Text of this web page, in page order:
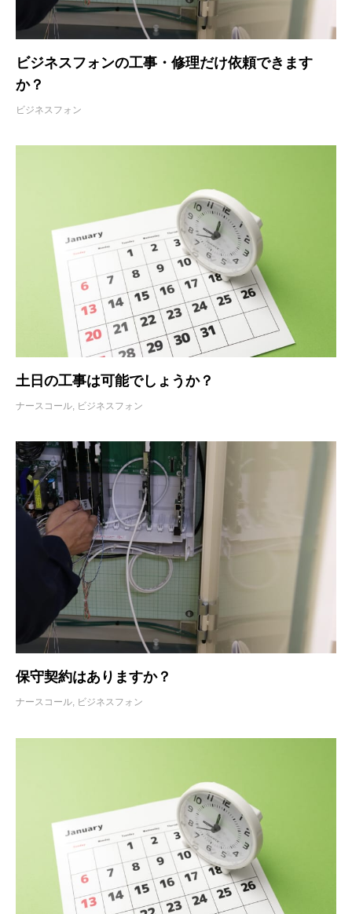
ビジネスフォンの工事・修理だけ依頼できます
か？
ビジネスフォン
土日の工事は可能でしょうか？
ナースコール, ビジネスフォン
保守契約はありますか？
ナースコール, ビジネスフォン